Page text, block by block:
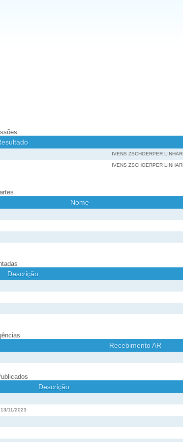
IVENS ZSCHOERPER
IVENS ZSCHOERPER
Nome
Descrição
Recebimento AR
Descrição
11/2023